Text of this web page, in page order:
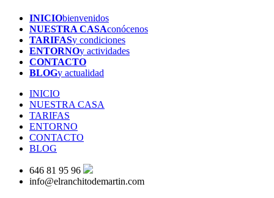
INICIObienvenidos
NUESTRA CASAconócenos
TARIFASy condiciones
ENTORNOy actividades
CONTACTO
BLOGy actualidad
INICIO
NUESTRA CASA
TARIFAS
ENTORNO
CONTACTO
BLOG
646 81 95 96
info@elranchitodemartin.com